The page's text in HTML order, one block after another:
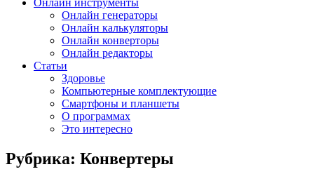
Онлайн инструменты
Онлайн генераторы
Онлайн калькуляторы
Онлайн конверторы
Онлайн редакторы
Статьи
Здоровье
Компьютерные комплектующие
Смартфоны и планшеты
О программах
Это интересно
Рубрика: Конвертеры